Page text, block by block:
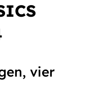
vier